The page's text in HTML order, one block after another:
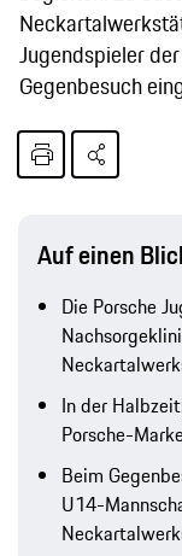
Jugendspieler
Gegenbesuch
Auf einen
Die Porsche
In der
Porsche-
Beim
U14-